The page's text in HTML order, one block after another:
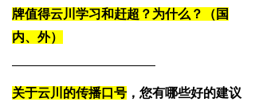
牌值得云川学习和赶超？为什么？（国
内、外）
关于云川的传播口号 ，您有哪些好的建议